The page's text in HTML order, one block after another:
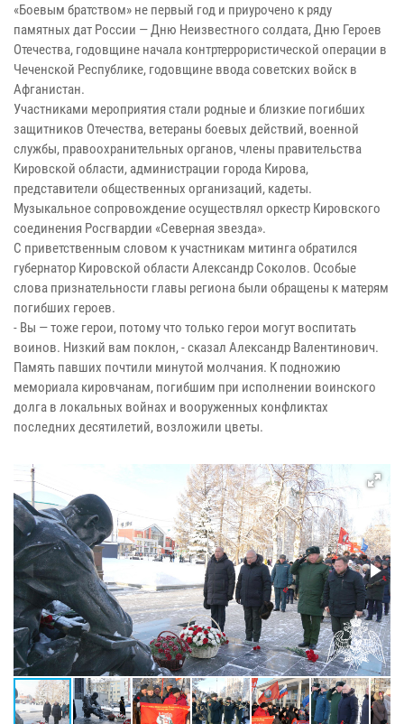
«Боевым братством» не первый год и приурочено к ряду
памятных дат России — Дню Неизвестного солдата, Дню Героев
Отечества, годовщине начала контртеррористической операции в
Чеченской Республике, годовщине ввода советских войск в
Афганистан.
Участниками мероприятия стали родные и близкие погибших
защитников Отечества, ветераны боевых действий, военной
службы, правоохранительных органов, члены правительства
Кировской области, администрации города Кирова,
представители общественных организаций, кадеты.
Музыкальное сопровождение осуществлял оркестр Кировского
соединения Росгвардии «Северная звезда».
С приветственным словом к участникам митинга обратился
губернатор Кировской области Александр Соколов. Особые
слова признательности главы региона были обращены к матерям
погибших героев.
- Вы — тоже герои, потому что только герои могут воспитать
воинов. Низкий вам поклон, - сказал Александр Валентинович.
Память павших почтили минутой молчания. К подножию
мемориала кировчанам, погибшим при исполнении воинского
долга в локальных войнах и вооруженных конфликтах
последних десятилетий, возложили цветы.